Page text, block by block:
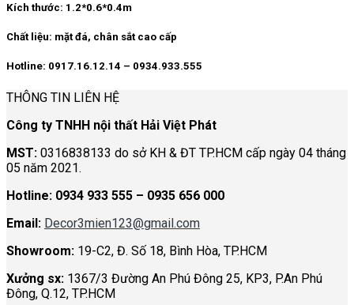
Kích thước: 1.2*0.6*0.4m
Chất liệu: mặt đá, chân sắt cao cấp
Hotline: 0917.16.12.14 – 0934.933.555
THÔNG TIN LIÊN HỆ
Công ty TNHH nội thất Hải Việt Phát
MST: 0316838133 do sở KH & ĐT TP.HCM cấp ngày 04 tháng
05 năm 2021.
Hotline: 0934 933 555 – 0935 656 000
Email: Decor3mien123@gmail.com
Showroom: 19-C2, Đ. Số 18, Bình Hòa, TP.HCM
Xưởng sx: 1367/3 Đường An Phú Đông 25, KP3, P.An Phú
Đông, Q.12, TP.HCM